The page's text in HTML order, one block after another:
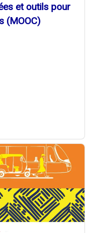
et outils pour
(MOOC)